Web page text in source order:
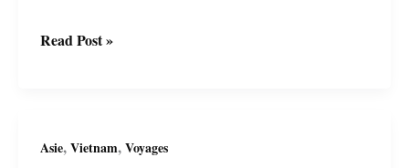
Vietnam:
faire,
Read Post »
Asie,Vietnam,Voyages